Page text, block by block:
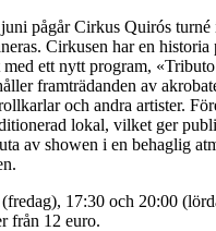
pågår Cirkus Quirós
Cirkusen har en historia
ett nytt program,
framträdanden av
och andra artister.
lokal, vilket ger
av showen i en behaglig
17:30 och 20:00
från 12 euro.